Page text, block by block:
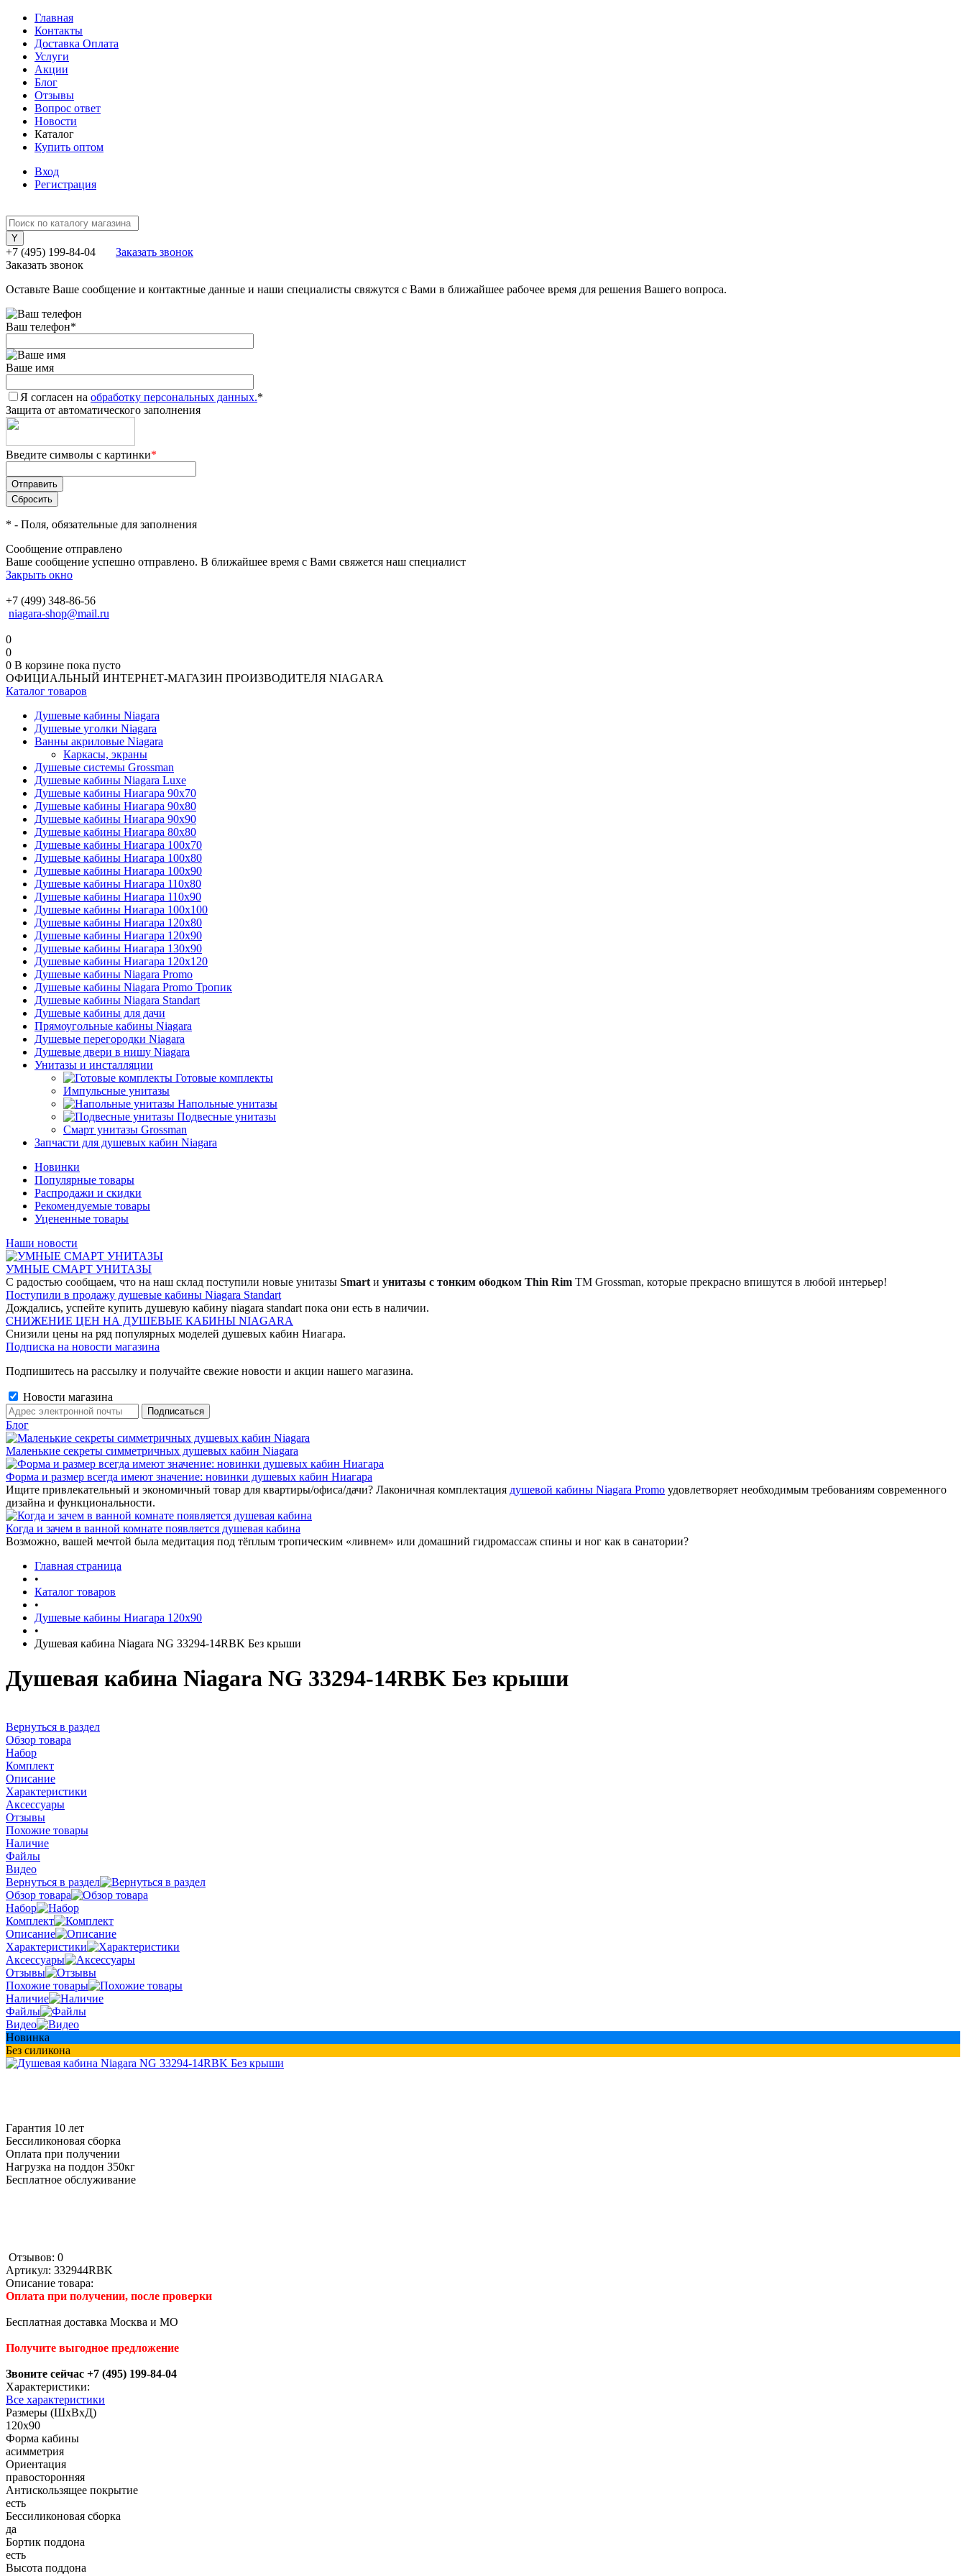
Главная
Контакты
Доставка Оплата
Услуги
Акции
Блог
Отзывы
Вопрос ответ
Новости
Каталог
Купить оптом
Вход
Регистрация
+7 (495) 199-84-04
Заказать звонок
Заказать звонок
Оставьте Ваше сообщение и контактные данные и наши специалисты свяжутся с Вами в ближайшее рабочее время для решения Вашего вопроса.
Ваш телефон*
Ваше имя
Я согласен на обработку персональных данных.*
Защита от автоматического заполнения
Введите символы с картинки*
* - Поля, обязательные для заполнения
Сообщение отправлено
Ваше сообщение успешно отправлено. В ближайшее время с Вами свяжется наш специалист
Закрыть окно
+7 (499) 348-86-56
niagara-shop@mail.ru
0
0
0 В корзине пока пусто
ОФИЦИАЛЬНЫЙ ИНТЕРНЕТ-МАГАЗИН ПРОИЗВОДИТЕЛЯ NIAGARA
Каталог товаров
Душевые кабины Niagara
Душевые уголки Niagara
Ванны акриловые Niagara
Каркасы, экраны
Душевые системы Grossman
Душевые кабины Niagara Luxe
Душевые кабины Ниагара 90x70
Душевые кабины Ниагара 90x80
Душевые кабины Ниагара 90x90
Душевые кабины Ниагара 80x80
Душевые кабины Ниагара 100x70
Душевые кабины Ниагара 100x80
Душевые кабины Ниагара 100x90
Душевые кабины Ниагара 110x80
Душевые кабины Ниагара 110x90
Душевые кабины Ниагара 100x100
Душевые кабины Ниагара 120x80
Душевые кабины Ниагара 120x90
Душевые кабины Ниагара 130x90
Душевые кабины Ниагара 120x120
Душевые кабины Niagara Promo
Душевые кабины Niagara Promo Тропик
Душевые кабины Niagara Standart
Душевые кабины для дачи
Прямоугольные кабины Niagara
Душевые перегородки Niagara
Душевые двери в нишу Niagara
Унитазы и инсталляции
Готовые комплекты
Импульсные унитазы
Напольные унитазы
Подвесные унитазы
Смарт унитазы Grossman
Запчасти для душевых кабин Niagara
Новинки
Популярные товары
Распродажи и скидки
Рекомендуемые товары
Уцененные товары
Наши новости
УМНЫЕ СМАРТ УНИТАЗЫ
С радостью сообщаем, что на наш склад поступили новые унитазы Smart и унитазы с тонким ободком Thin Rim TM Grossman, которые прекрасно впишутся в любой интерьер!
Поступили в продажу душевые кабины Niagara Standart
Дождались, успейте купить душевую кабину niagara standart пока они есть в наличии.
СНИЖЕНИЕ ЦЕН НА ДУШЕВЫЕ КАБИНЫ NIAGARA
Снизили цены на ряд популярных моделей душевых кабин Ниагара.
Подписка на новости магазина
Подпишитесь на рассылку и получайте свежие новости и акции нашего магазина.
Новости магазина
Блог
Маленькие секреты симметричных душевых кабин Niagara
Форма и размер всегда имеют значение: новинки душевых кабин Ниагара
Ищите привлекательный и экономичный товар для квартиры/офиса/дачи? Лаконичная комплектация душевой кабины Niagara Promo удовлетворяет необходимым требованиям современного
дизайна и функциональности.
Когда и зачем в ванной комнате появляется душевая кабина
Возможно, вашей мечтой была медитация под тёплым тропическим «ливнем» или домашний гидромассаж спины и ног как в санатории?
Главная страница
•
Каталог товаров
•
Душевые кабины Ниагара 120x90
•
Душевая кабина Niagara NG 33294-14RBK Без крыши
Душевая кабина Niagara NG 33294-14RBK Без крыши
Вернуться в раздел
Обзор товара
Набор
Комплект
Описание
Характеристики
Аксессуары
Отзывы
Похожие товары
Наличие
Файлы
Видео
Вернуться в раздел
Обзор товара
Набор
Комплект
Описание
Характеристики
Аксессуары
Отзывы
Похожие товары
Наличие
Файлы
Видео
Новинка
Без силикона
Гарантия 10 лет
Бессиликоновая сборка
Оплата при получении
Нагрузка на поддон 350кг
Бесплатное обслуживание
Отзывов: 0
Артикул: 332944RBK
Описание товара:
Оплата при получении, после проверки
Бесплатная доставка Москва и МО
Получите выгодное предложение
Звоните сейчас +7 (495) 199-84-04
Характеристики:
Все характеристики
Размеры (ШхВхД)
120x90
Форма кабины
асимметрия
Ориентация
правосторонняя
Антискользящее покрытие
есть
Беcсиликоновая сборка
да
Бортик поддона
есть
Высота поддона